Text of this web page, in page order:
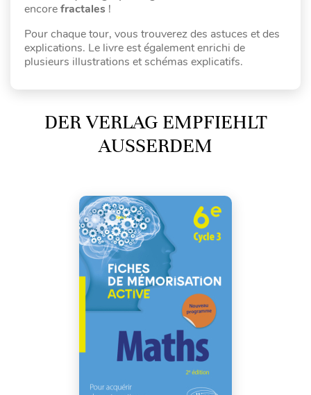
encorefractales !
Pour chaque tour, vous trouverez des astuces et des
explications. Le livre est également enrichi de
plusieurs illustrations et schémas explicatifs.
DER VERLAG EMPFIEHLT
AUSSERDEM